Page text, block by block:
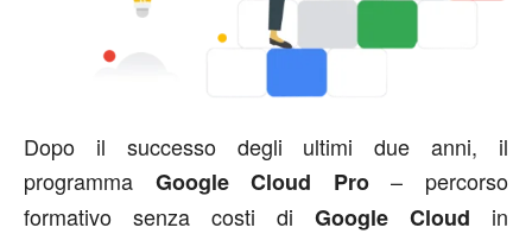
Dopo il successo degli ultimi due anni, il
programma Google Cloud Pro– percorso
formativo senza costi di Google Cloud in